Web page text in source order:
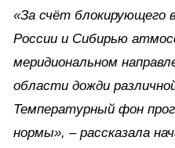
«За счёт блокирующего
России и Сибирью
меридиональном
области дожди
Температурный фон
нормы», – рассказала